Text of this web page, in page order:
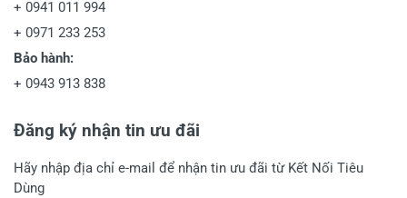
+ 0941 011 994
+ 0971 233 253
Bảo hành:
+ 0943 913 838
Đăng ký nhận tin ưu đãi
Hãy nhập địa chỉ e-mail để nhận tin ưu đãi từ Kết Nối Tiêu
Dùng